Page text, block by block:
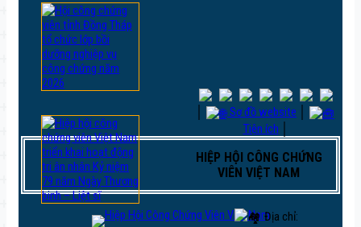
Sơ đồ website
Tiện ích
HIỆP HỘI CÔNG CHỨNG
VIÊN VIỆT NAM
Địa chỉ: